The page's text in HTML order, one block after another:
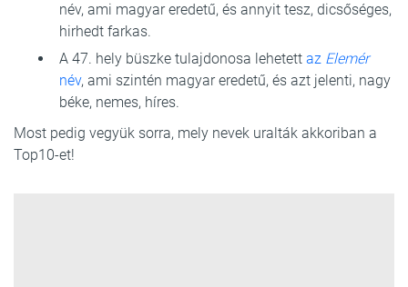
név, ami magyar eredetű, és annyit tesz, dicsőséges,
hirhedt farkas.
A 47. hely büszke tulajdonosa lehetett az Elemér
név, ami szintén magyar eredetű, és azt jelenti, nagy
béke, nemes, híres.
Most pedig vegyük sorra, mely nevek uralták akkoriban a
Top10-et!